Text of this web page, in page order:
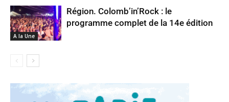
A la Une
Région. Colomb’in’Rock : le
programme complet de la 14e édition